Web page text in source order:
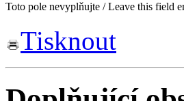
Toto pole nevyplňujte / Leave this field
Tisknout